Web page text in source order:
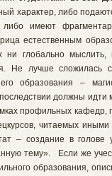
характер, либо
имеют
естественным
ни глобально
Не лучше сложилась
образования –
должны идти
профильных кафедр,
читаемых
– создание в голове
тему». Если же
образования,